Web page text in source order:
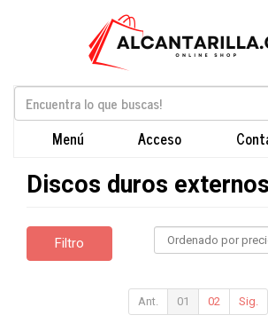
Menú Acceso
Discos duros
Filtro
Ant. 01 02 Sig.